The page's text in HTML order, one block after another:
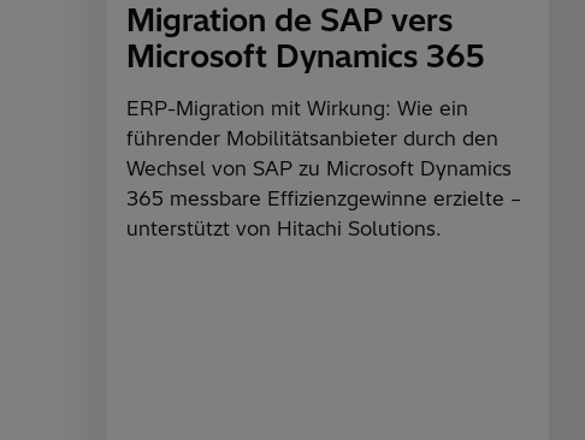
Migration de SAP vers
Microsoft Dynamics 365
ERP-Migration mit Wirkung: Wie ein
führender Mobilitätsanbieter durch den
Wechsel von SAP zu Microsoft Dynamics
365 messbare Effizienzgewinne erzielte –
unterstützt von Hitachi Solutions.